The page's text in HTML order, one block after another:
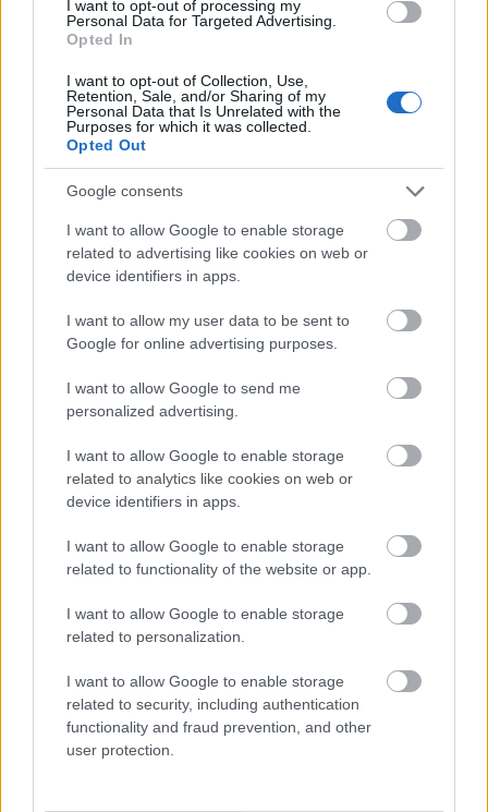
I want to opt-out of processing my
Personal Data for Targeted Advertising.
Opted In
I want to opt-out of Collection, Use,
Retention, Sale, and/or Sharing of my
Personal Data that Is Unrelated with the
Purposes for which it was collected.
Opted Out
Google consents
I want to allow Google to enable storage
related to advertising like cookies on web or
device identifiers in apps.
I want to allow my user data to be sent to
Google for online advertising purposes.
I want to allow Google to send me
personalized advertising.
I want to allow Google to enable storage
related to analytics like cookies on web or
device identifiers in apps.
I want to allow Google to enable storage
related to functionality of the website or app.
I want to allow Google to enable storage
related to personalization.
I want to allow Google to enable storage
related to security, including authentication
functionality and fraud prevention, and other
user protection.
Sziget Színház - Második nap
szinhazhu•2006. augusztus 11.
Augusztus 10-én este igazán büszkék lehettünk.
Négy olyan fiatal magyar koreográfus munkáját
láthatta a közönség a Sziget táncsátrában, akik
elõadás valamennyi koreográfusáról és táncosáról
valóban magaslatívuszokban tudok csak én is
beszélni.
Második nap
szinhazhu 2006. augusztus 11.
Augusztus 10-én este igazán büszkék lehettünk.
Négy olyan fiatal magyar koreográfus munkáját